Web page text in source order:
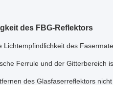
des FBG-Reflektors
des
Ferrule und der Gitterbereich
des Glasfaserreflektors